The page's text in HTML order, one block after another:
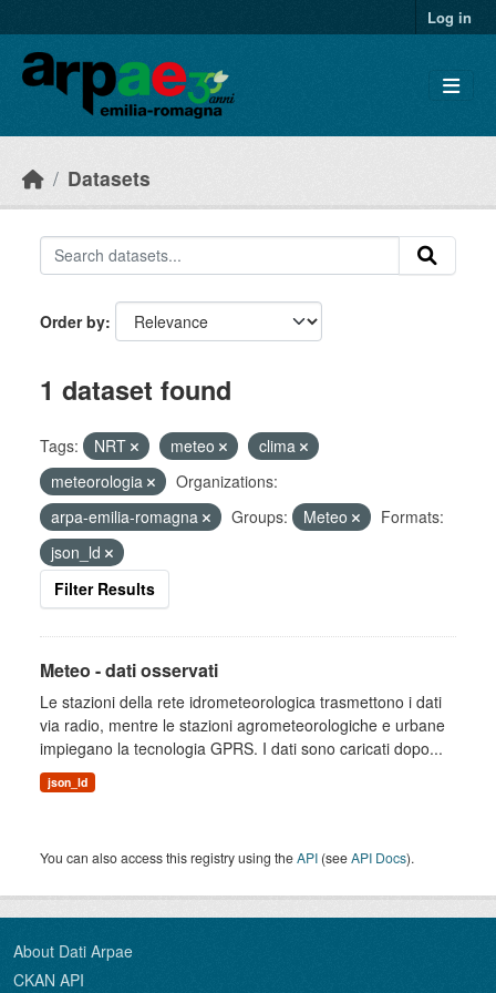
Log in
Datasets
Order by
1 dataset found
Tags: NRT meteo
clima
meteorologia
Organizations:
arpa-emilia-romagna
Groups: Meteo
Formats:
json_ld
Filter Results
Meteo - dati osservati
Le stazioni della rete idrometeorologica trasmettono i dati
via radio, mentre le stazioni agrometeorologiche e urbane
impiegano la tecnologia GPRS. I dati sono caricati dopo...
json_ld
You can also access this registry using theAPI (seeAPI Docs).
About Dati Arpae
CKAN API